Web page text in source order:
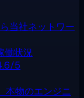
当社ネットワー
働状況
5
本物のエンジニ